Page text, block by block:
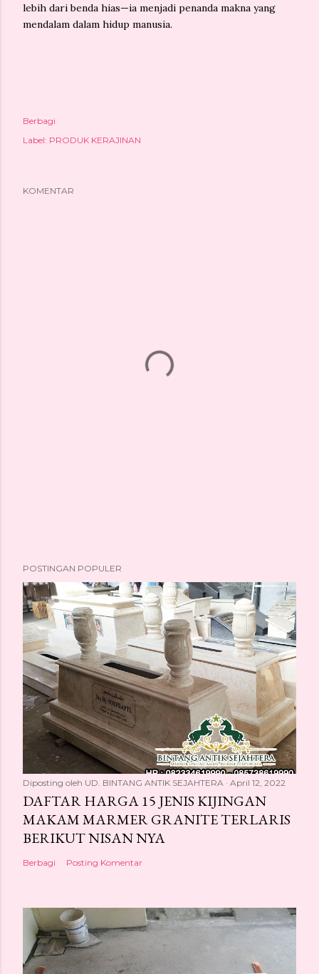
lebih dari benda hias—ia menjadi penanda makna yang
mendalam dalam hidup manusia.
Berbagi
Label: PRODUK KERAJINAN
KOMENTAR
POSTINGAN POPULER
Diposting oleh UD. BINTANG ANTIK SEJAHTERA April 12, 2022
DAFTAR HARGA 15 JENIS KIJINGAN
MAKAM MARMER GRANITE TERLARIS
BERIKUT NISAN NYA
Berbagi Posting Komentar